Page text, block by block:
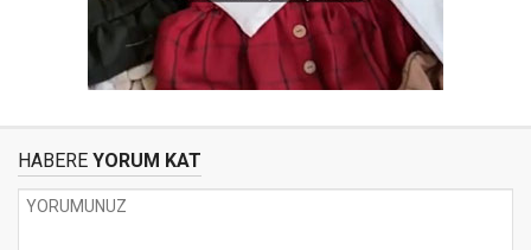
HABERE YORUM KAT